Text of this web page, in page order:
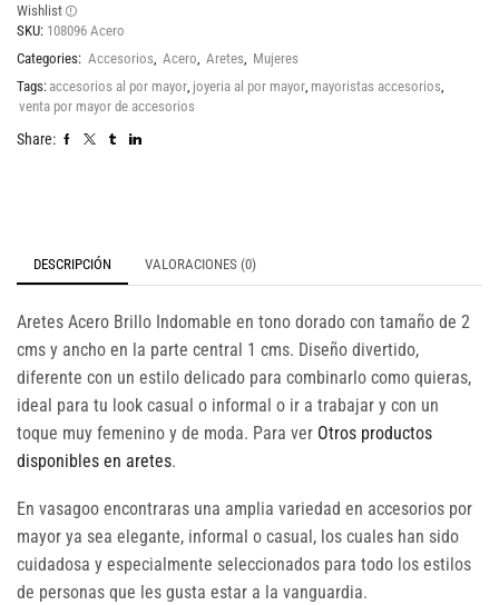
Wishlist
SKU: 108096 Acero
Categories: Accesorios Acero Aretes Mujeres
Tags: accesorios al por mayor joyeria al por mayor mayoristas accesorios
venta por mayor de accesorios
Share:
DESCRIPCIÓN VALORACIONES (0)
Aretes Acero Brillo Indomable en tono dorado con tamaño de 2
cms y ancho en la parte central 1 cms. Diseño divertido,
diferente con un estilo delicado para combinarlo como quieras,
ideal para tu look casual o informal o ir a trabajar y con un
toque muy femenino y de moda. Para ver Otros productos
disponibles en aretes.
En vasagoo encontraras una amplia variedad en accesorios por
mayor ya sea elegante, informal o casual, los cuales han sido
cuidadosa y especialmente seleccionados para todo los estilos
de personas que les gusta estar a la vanguardia.